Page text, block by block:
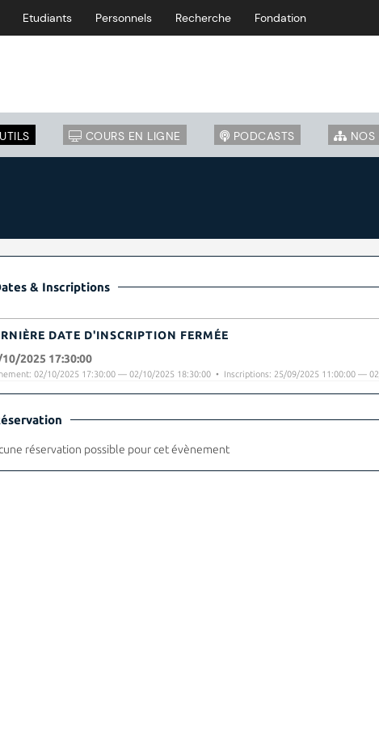
Etudiants Personnels Recherche Fondation
COURS EN LIGNE PODCASTS NOS
& Inscriptions
DATE D'INSCRIPTION FERMÉE
2025 17:30:00
02/10/2025 17:30:00 — 02/10/2025 18:30:00 • Inscriptions: 25/09/2025 11:00:00 —
réservation possible pour cet évènement